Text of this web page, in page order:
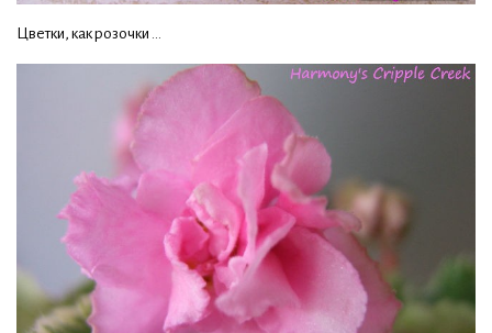
Цветки, как розочки ...